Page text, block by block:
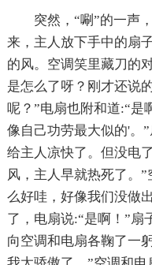
突然，“唰”的一声，
来，主人放下手中的扇
的风。空调笑里藏刀的
是怎么了呀？刚才还说
呢？”电扇也附和道:“是
像自己功劳最大似的'。
给主人凉快了。但没电
风，主人早就热死了。
么好哇，好像我们没做
了，电扇说:“是啊！”扇
向空调和电扇各鞠了一